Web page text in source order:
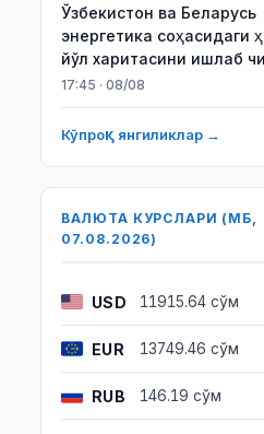
Ўзбекистон ва Беларусь
энергетика соҳасидаги
йўл харитасини ишлаб
17:45 · 08/08
Кўпроқ янгиликлар →
ВАЛЮТА КУРСЛАРИ (МБ,
07.08.2026)
USD 11915.64 сўм
EUR 13749.46 сўм
RUB 146.19 сўм